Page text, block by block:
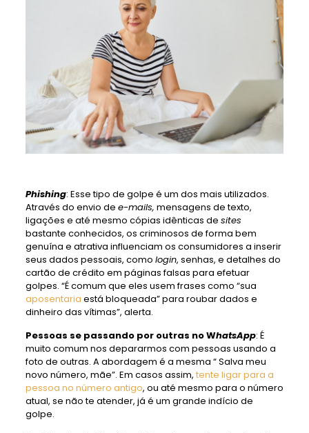
Phishing: Esse tipo de golpe é um dos mais utilizados.
Através do envio de e-mails, mensagens de texto,
ligações e até mesmo cópias idênticas de sites
bastante conhecidos, os criminosos de forma bem
genuína e atrativa influenciam os consumidores a inserir
seus dados pessoais, como login, senhas, e detalhes do
cartão de crédito em páginas falsas para efetuar
golpes. “É comum que eles usem frases como “sua
aposentaria está bloqueada” para roubar dados e
dinheiro das vítimas”, alerta.
Pessoas se passando por outras no WhatsApp: É
muito comum nos depararmos com pessoas usando a
foto de outras. A abordagem é a mesma “ Salva meu
novo número, mãe”. Em casos assim, tente ligar para a
pessoa no número antigo, ou até mesmo para o número
atual, se não te atender, já é um grande indício de
golpe.